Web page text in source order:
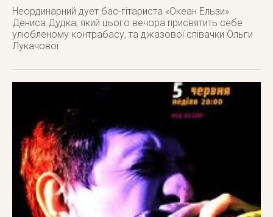
Неординарний дует бас-гітариста «Океан Ельзи»
Дениса Дудка, який цього вечора присвятить себе
улюбленому контрабасу, та джазової співачки Ольги
Лукачової